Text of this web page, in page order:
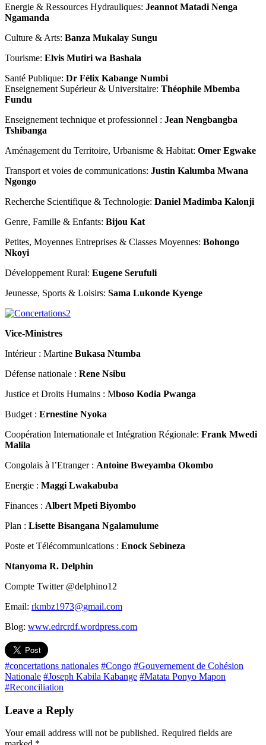
Energie & Ressources Hydrauliques: Jeannot Matadi Nenga
Ngamanda
Culture & Arts: Banza Mukalay Sungu
Tourisme: Elvis Mutiri wa Bashala
Santé Publique: Dr Félix Kabange Numbi
Enseignement Supérieur & Universitaire: Théophile Mbemba
Fundu
Enseignement technique et professionnel : Jean Nengbangba
Tshibanga
Aménagement du Territoire, Urbanisme & Habitat: Omer Egwake
Transport et voies de communications: Justin Kalumba Mwana
Ngongo
Recherche Scientifique & Technologie: Daniel Madimba Kalonji
Genre, Famille & Enfants: Bijou Kat
Petites, Moyennes Entreprises & Classes Moyennes: Bohongo
Nkoyi
Développement Rural: Eugene Serufuli
Jeunesse, Sports & Loisirs: Sama Lukonde Kyenge
Vice-Ministres
Intérieur : Martine Bukasa Ntumba
Défense nationale : Rene Nsibu
Justice et Droits Humains : Mboso Kodia Pwanga
Budget : Ernestine Nyoka
Coopération Internationale et Intégration Régionale: Frank Mwedi
Malila
Congolais à l’Etranger : Antoine Bweyamba Okombo
Energie : Maggi Lwakabuba
Finances : Albert Mpeti Biyombo
Plan : Lisette Bisangana Ngalamulume
Poste et Télécommunications : Enock Sebineza
Ntanyoma R. Delphin
Compte Twitter @delphino12
Email: rkmbz1973@gmail.com
Blog: www.edrcrdf.wordpress.com
#concertations nationales #Congo #Gouvernement de Cohésion
Nationale #Joseph Kabila Kabange #Matata Ponyo Mapon
#Reconciliation
Leave a Reply
Your email address will not be published. Required fields are